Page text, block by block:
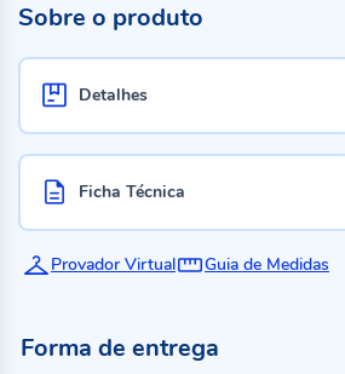
Sobre o produto
Detalhes
Ficha Técnica
Provador Virtual Guia de Medidas
Forma de entrega